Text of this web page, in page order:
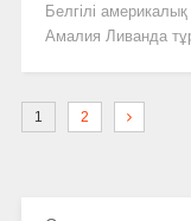
Белгілі
Амалия Ливанда
1 2